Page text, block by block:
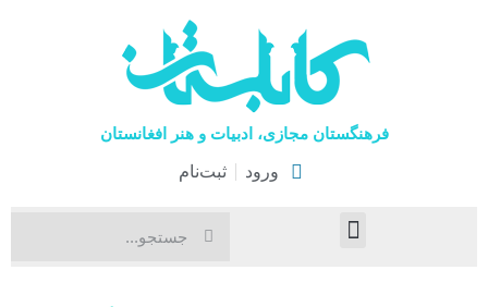
فرهنگستان مجازی، ادبیات و هنر افغانستان
ورود ثبت‌نام